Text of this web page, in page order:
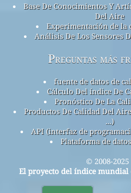
Base De Conocimientos Y
Del Aire
Experimentación de la
Análisis De Los Sensores
Preguntas más
fuente de datos de
Cálculo Del índice De
Pronóstico De La
Productos De Calidad Del
...)
API (interfaz de
Plataforma de
© 2008-2025
El proyecto del índice mundial